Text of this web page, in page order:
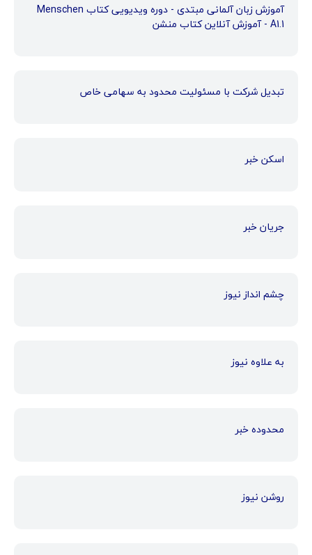
آموزش زبان آلمانی مبتدی - دوره ویدیویی کتاب Menschen
A1.1 - آموزش آنلاین کتاب منشن
تبدیل شرکت با مسئولیت محدود به سهامی خاص
اسکن خبر
جریان خبر
چشم انداز نیوز
به علاوه نیوز
محدوده خبر
روشن نیوز